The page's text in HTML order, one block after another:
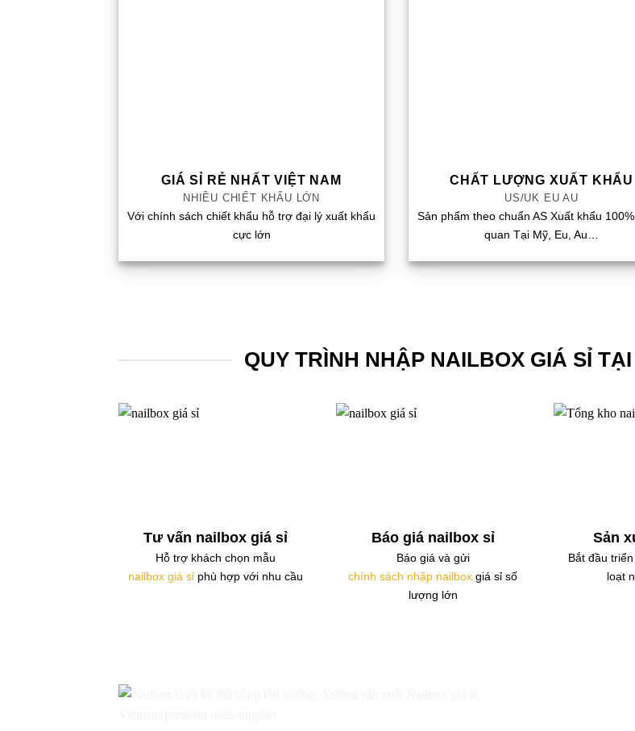
GIÁ SỈ RẺ NHẤT VIỆT NAM
NHIỀU CHIẾT KHẤU LỚN
Với chính sách chiết khẩu hỗ trợ đại lý xuất khẩu
cực lớn
CHẤT LƯỢNG XUẤT KHẨU
US/UK EU AU
Sản phẩm theo chuẩn AS Xuất khẩu
quan Tại Mỹ, Eu, Au…
QUY TRÌNH NHẬP NAILBOX GIÁ SỈ
Tư vấn nailbox giá sỉ
Hỗ trợ khách chọn mẫu
nailbox giá sỉphù hợp với nhu cầu
Báo giá nailbox sỉ
Báo giá và gửi
chính sách nhập nailbox giá sỉ số
lượng lớn
Sản
Bắt đầu
loạt